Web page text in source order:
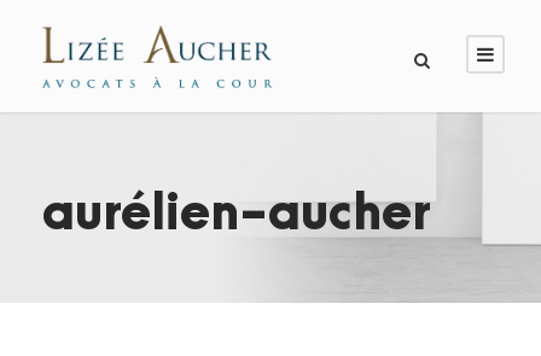
aurélien-aucher